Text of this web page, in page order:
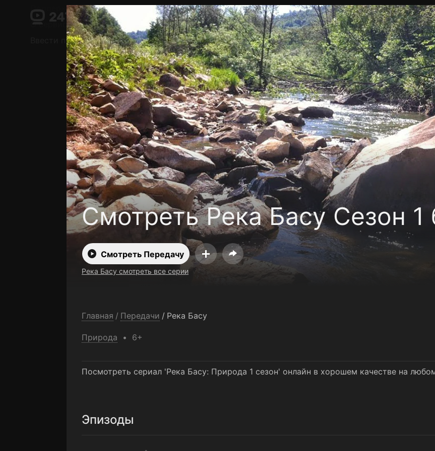
Смотреть Река Басу Сезон 1
Смотреть Передачу
Река Басу смотреть все серии
Главная / Передачи / Река Басу
Природа 6+
Посмотреть сериал 'Река Басу: Природа 1 сезон' онлайн в хорошем качестве на
Эпизоды
Поддержка:support@24h.tv
О сервисе
Пользовательское соглашение Политика конфиденциальности Для партнёров
Ввести промокод
Установить на ТВ Бесплатные каналы Контакты